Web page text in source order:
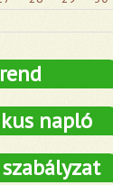
napló